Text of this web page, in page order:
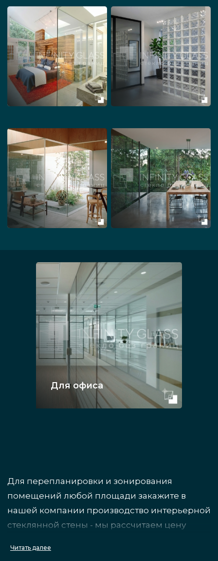
Для офиса
Читать далее
Для перепланировки и зонирования
помещений любой площади закажите в
нашей компании производство интерьерной
стеклянной стены - мы рассчитаем цену
изготовим заказ, доставим и смонтируем